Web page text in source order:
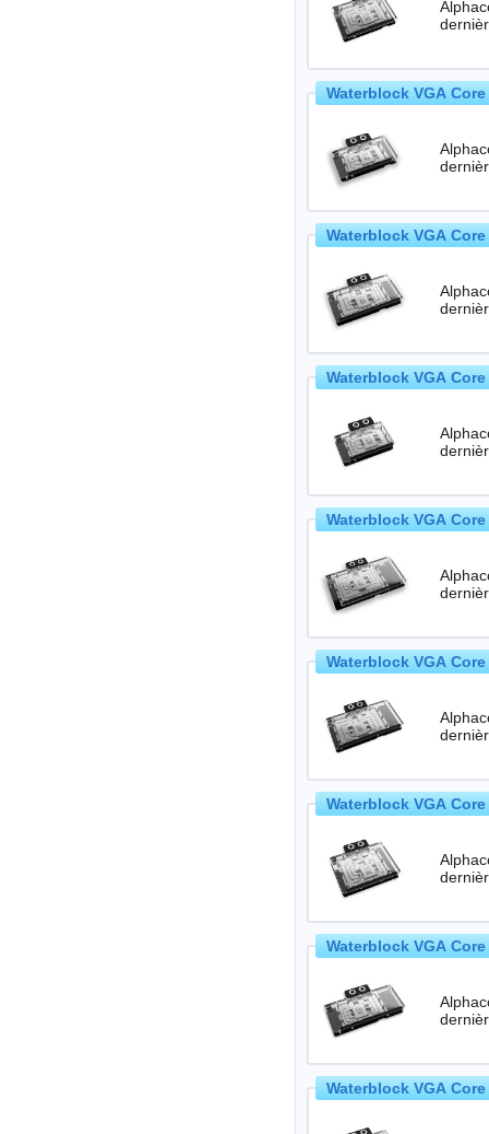
Waterblock VGA
Waterblock VGA
Waterblock VGA
Waterblock VGA
Waterblock VGA
Waterblock VGA
Waterblock VGA
Waterblock VGA